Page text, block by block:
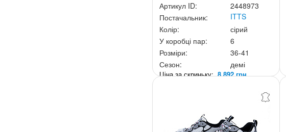
Артикул ID:
2448973
Постачальник:
ITTS
Колір:
сірий
У коробці пар:
6
Розміри:
36-41
Сезон:
демі
Ціна за скриньку:8 892 грн.